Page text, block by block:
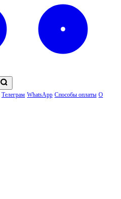
Телеграм WhatsApp Способы оплаты О